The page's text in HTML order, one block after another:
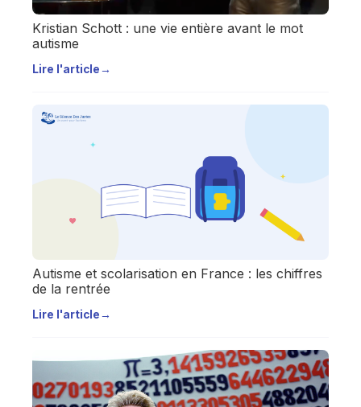
Kristian Schott : une vie entière avant le mot
autisme
Lire l'article→
Autisme et scolarisation en France : les chiffres
de la rentrée
Lire l'article→